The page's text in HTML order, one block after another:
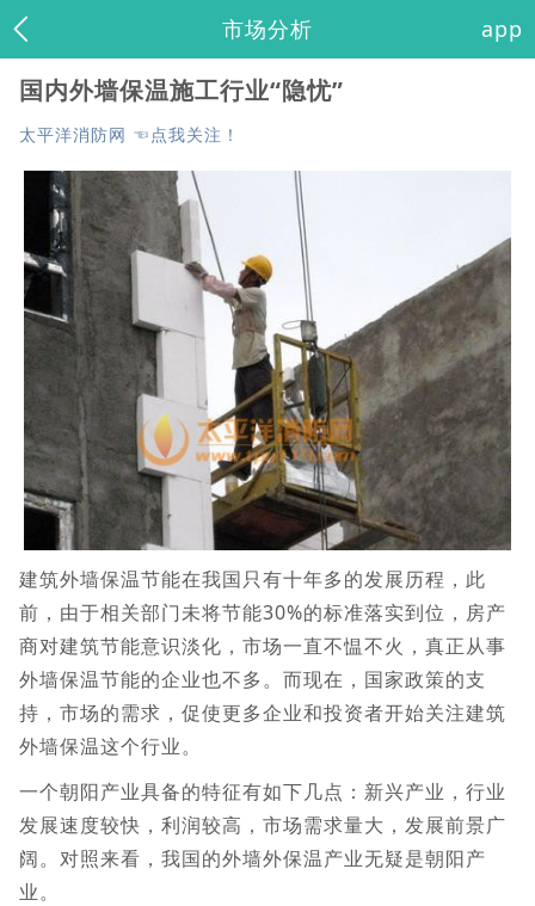
市场分析 app
国内外墙保温施工行业“隐忧”
太平洋消防网 ☜点我关注！
建筑外墙保温节能在我国只有十年多的发展历程，此
前，由于相关部门未将节能30%的标准落实到位，房产
商对建筑节能意识淡化，市场一直不愠不火，真正从事
外墙保温节能的企业也不多。而现在，国家政策的支
持，市场的需求，促使更多企业和投资者开始关注建筑
外墙保温这个行业。
一个朝阳产业具备的特征有如下几点：新兴产业，行业
发展速度较快，利润较高，市场需求量大，发展前景广
阔。对照来看，我国的外墙外保温产业无疑是朝阳产
业。